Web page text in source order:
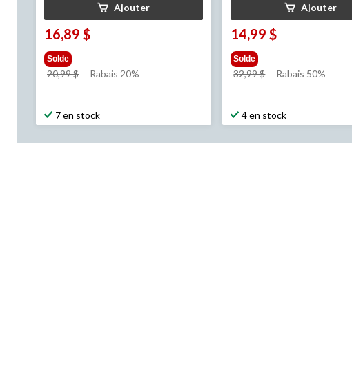
Ajouter
16,89 $
Solde
20,99 $
prixRabais 20%
7 en stock
Ajouter
14,99 $
Solde
32,99 $
prix
Rabais 50%
4 en stock